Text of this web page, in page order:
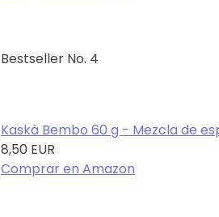
Bestseller No. 4
Kaskà Bembo 60 g - Mezcla de
8,50 EUR
Comprar en Amazon